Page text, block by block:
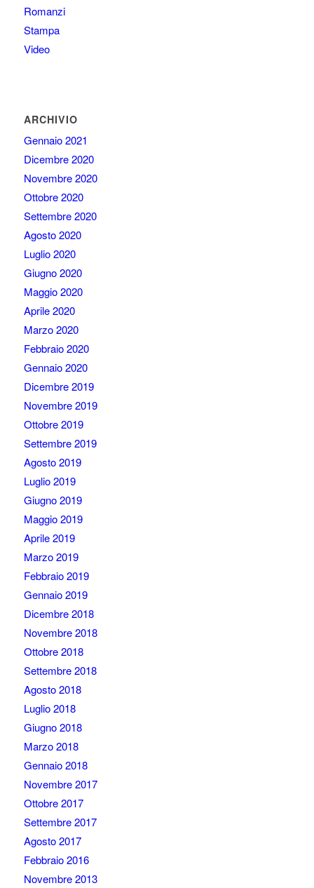
Romanzi
Stampa
Video
ARCHIVIO
Gennaio 2021
Dicembre 2020
Novembre 2020
Ottobre 2020
Settembre 2020
Agosto 2020
Luglio 2020
Giugno 2020
Maggio 2020
Aprile 2020
Marzo 2020
Febbraio 2020
Gennaio 2020
Dicembre 2019
Novembre 2019
Ottobre 2019
Settembre 2019
Agosto 2019
Luglio 2019
Giugno 2019
Maggio 2019
Aprile 2019
Marzo 2019
Febbraio 2019
Gennaio 2019
Dicembre 2018
Novembre 2018
Ottobre 2018
Settembre 2018
Agosto 2018
Luglio 2018
Giugno 2018
Marzo 2018
Gennaio 2018
Novembre 2017
Ottobre 2017
Settembre 2017
Agosto 2017
Febbraio 2016
Novembre 2013